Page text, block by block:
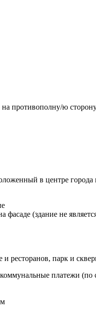
противополну/ю
в центре города
(здание не
и ресторанов, парк и
платежи (по